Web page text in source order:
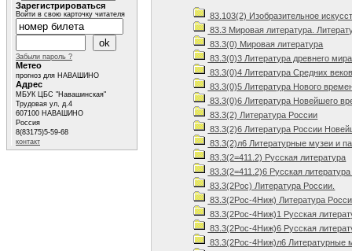
83.103(2) Изобразительное
83.3 Мировая литература.
83.3(0) Мировая литература
83.3(0)3 Литература древнего мира
83.3(0)4 Литература Средних
83.3(0)5 Литература Нового
83.3(0)6 Литература Новейшего
83.3(2) Литература России
83.3(2)6 Литература России
83.3(2)л6 Литературные музеи и
83.3(2=411.2) Русская литература
83.3(2=411.2)6 Русская
83.3(2Рос) Литература России.
83.3(2Рос-4Ниж) Литература
83.3(2Рос-4Ниж)1 Русская
83.3(2Рос-4Ниж)6 Русская
83.3(2Рос-4Ниж)л6 Литературные
Зарегистрироваться
Войти в свою карточку читателя
Забыли пароль ?
Метео
прогноз для НАВАШИНО
Адрес
МБУК ЦБС "Навашинская"
Трудовая ул, д.4
607100 НАВАШИНО
Россия
8(83175)5-59-68
контакт